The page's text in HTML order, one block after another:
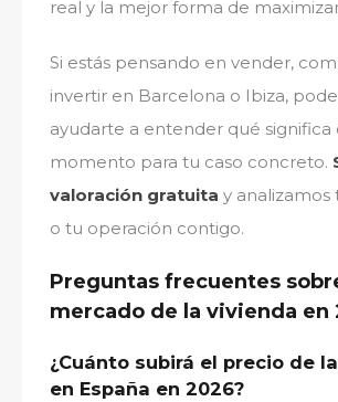
real y la mejor forma de
Si estás pensando en vender,
invertir en Barcelona o Ibiza,
ayudarte a entender qué significa
momento para tu caso concreto.
valoración gratuita y
o tu operación contigo.
Preguntas frecuentes
mercado de la vivienda en
¿Cuánto subirá el precio de
en España en 2026?